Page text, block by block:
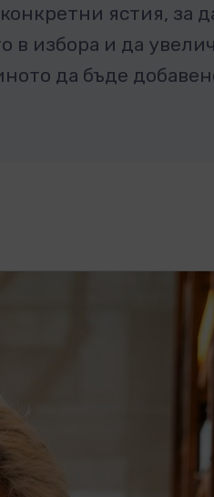
ястия, за
в избора и да
да бъде